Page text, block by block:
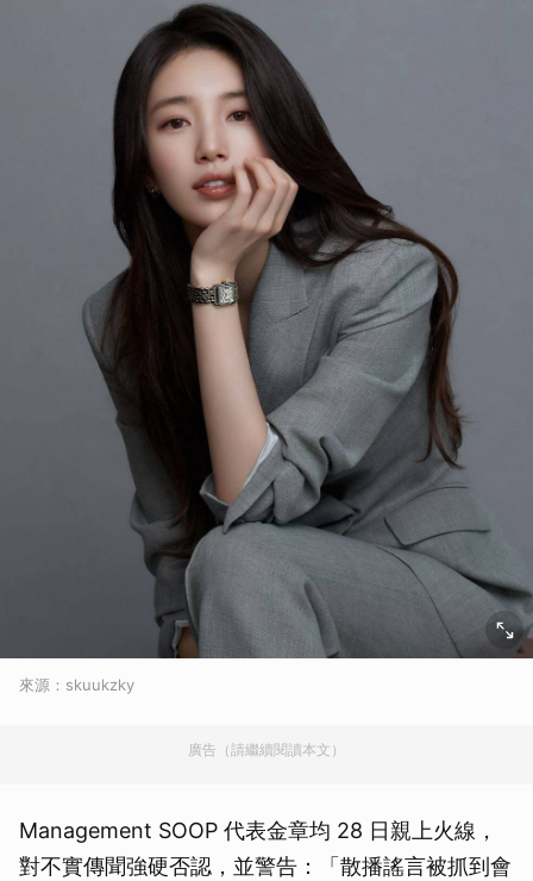
來源：skuukzky
廣告（請繼續閱讀本文）
Management SOOP 代表金章均 28 日親上火線，
對不實傳聞強硬否認，並警告：「散播謠言被抓到會